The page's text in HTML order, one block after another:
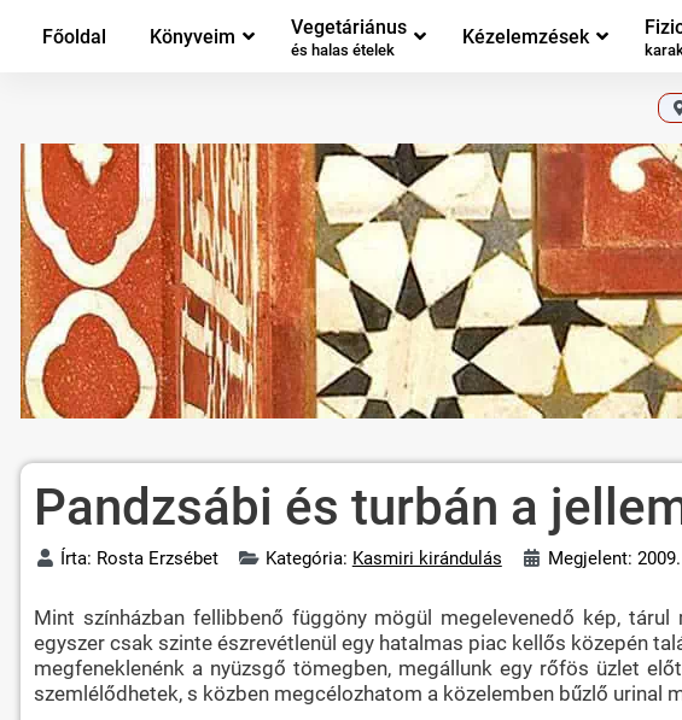
Főoldal Könyveim Vegetáriánus
és halas ételek
Kézelemzések
Pandzsábi és turbán a
Írta: Rosta Erzsébet Kategória: Kasmiri kirándulás Megjelent:
Mint színházban fellibbenő függöny mögül megelevenedő kép,
egyszer csak szinte észrevétlenül egy hatalmas piac kellős közepén
megfeneklenénk a nyüzsgő tömegben, megállunk egy rőfös üzlet
szemlélődhetek, s közben megcélozhatom a közelemben bűzlő urinal